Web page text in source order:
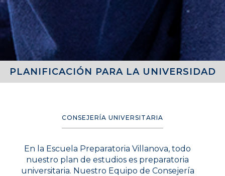
PLANIFICACIÓN PARA LA UNIVERSIDAD
CONSEJERÍA UNIVERSITARIA
En la Escuela Preparatoria Villanova, todo
nuestro plan de estudios es preparatoria
universitaria. Nuestro Equipo de Consejería